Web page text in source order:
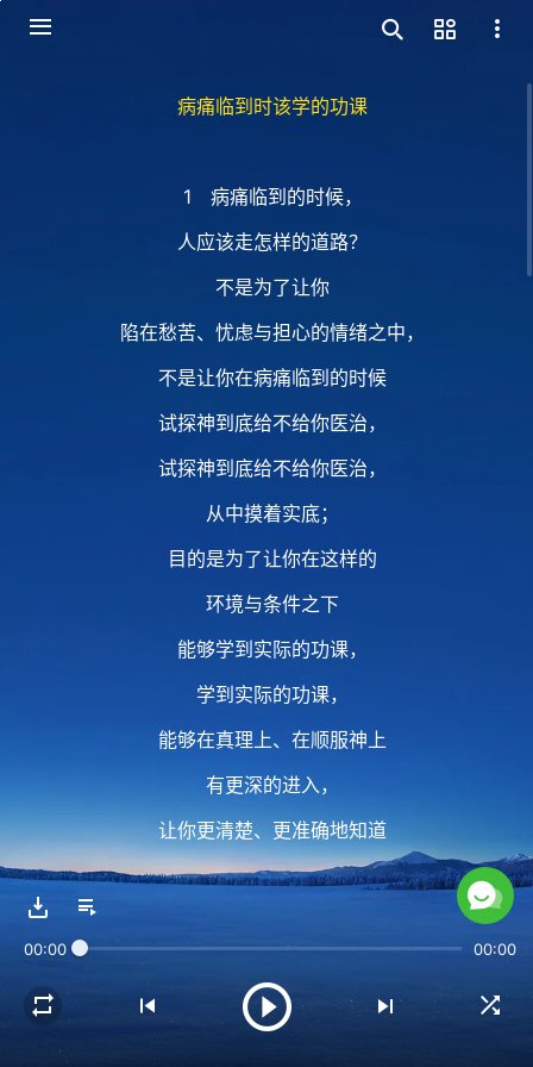
病痛临到时该学的功课
1 病痛临到的时候，
人应该走怎样的道路？
不是为了让你
陷在愁苦、忧虑与担心的情绪之中，
不是让你在病痛临到的时候
试探神到底给不给你医治，
试探神到底给不给你医治，
从中摸着实底；
目的是为了让你在这样的
环境与条件之下
能够学到实际的功课，
学到实际的功课，
能够在真理上、在顺服神上
有更深的进入，
让你更清楚、更准确地知道
神是怎样摆布人事物的。
人不管能否感受到，
00:00 00:00